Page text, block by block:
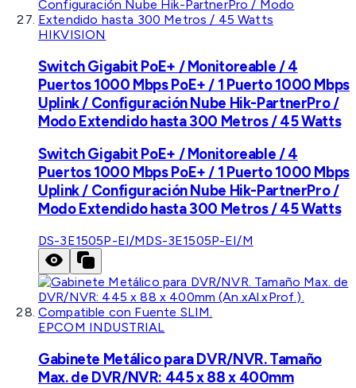
HIKVISION
Switch Gigabit PoE+ / Monitoreable / 4
Puertos 1000 Mbps PoE+ / 1 Puerto 1000 Mbps
Uplink / Configuración Nube Hik-PartnerPro /
Modo Extendido hasta 300 Metros / 45 Watts
Switch Gigabit PoE+ / Monitoreable / 4
Puertos 1000 Mbps PoE+ / 1 Puerto 1000 Mbps
Uplink / Configuración Nube Hik-PartnerPro /
Modo Extendido hasta 300 Metros / 45 Watts
DS-3E1505P-EI/MDS-3E1505P-EI/M
EPCOM INDUSTRIAL
Gabinete Metálico para DVR/NVR. Tamaño
Max. de DVR/NVR: 445 x 88 x 400mm